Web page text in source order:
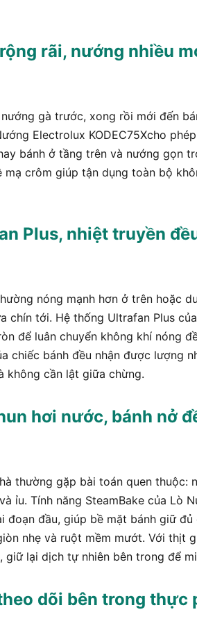
rãi, nướng nhiều
gà trước, xong rồi mới đến
Electrolux KODEC75Xcho
bánh ở tầng trên và nướng gọn
mạ crôm giúp tận dụng toàn bộ
Plus, nhiệt truyền
nóng mạnh hơn ở trên hoặc
chín tới. Hệ thống Ultrafan Plus
để luân chuyển không khí nóng
chiếc bánh đều nhận được lượng
không cần lật giữa chừng.
hơi nước, bánh nở
thường gặp bài toán quen thuộc:
ỉu. Tính năng SteamBake của Lò
đoạn đầu, giúp bề mặt bánh giữ
nhẹ và ruột mềm mướt. Với thịt
giữ lại dịch tự nhiên bên trong để
dõi bên trong thực